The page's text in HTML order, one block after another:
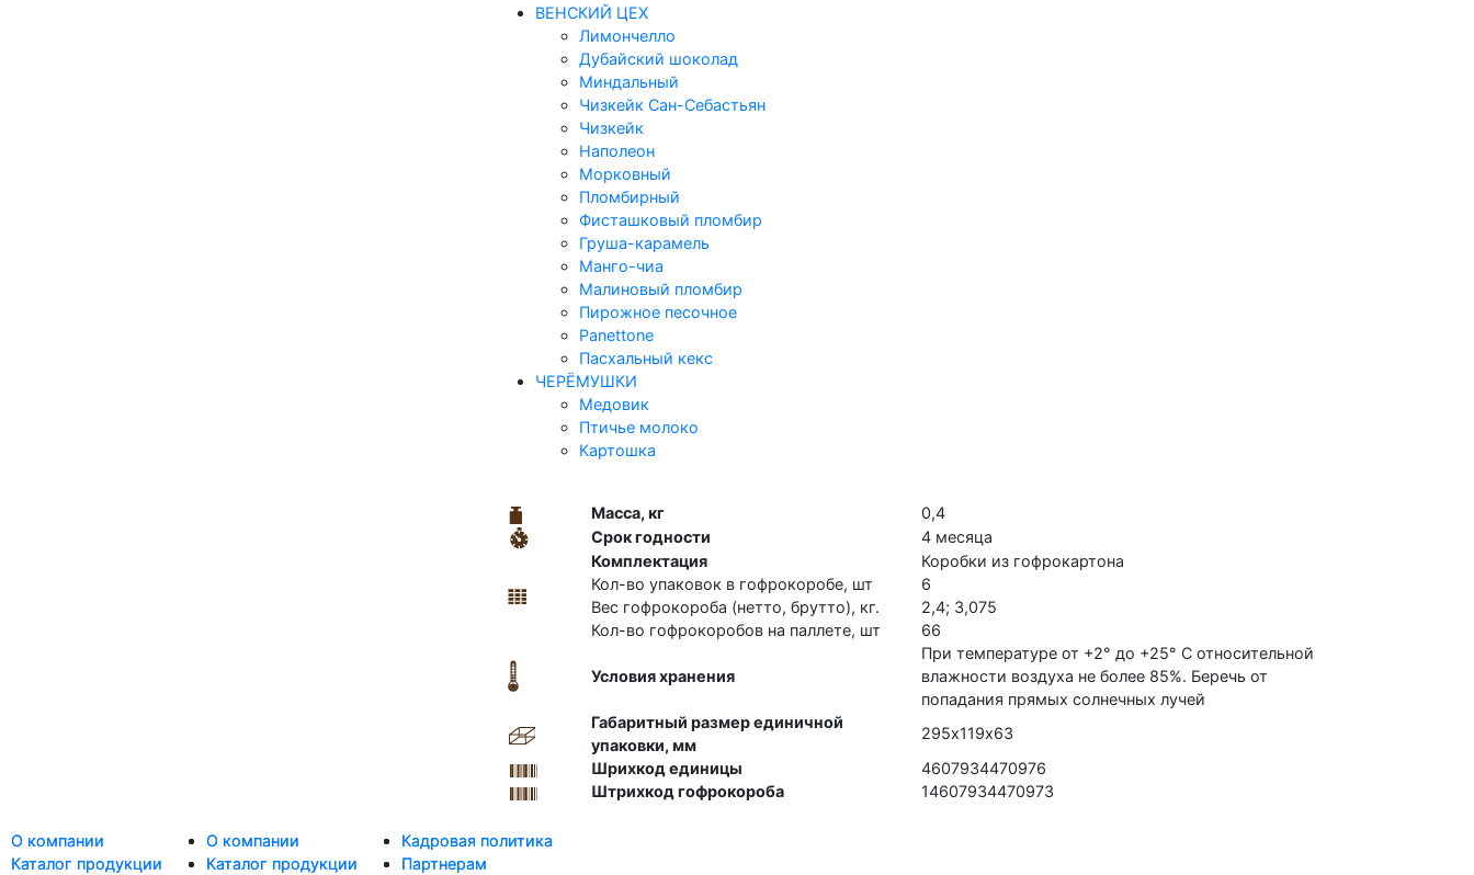
О компании
Каталог продукции
О компании
Каталог продукции
Кадровая политика
Партнерам
ВЕНСКИЙ ЦЕХ
Лимончелло
Дубайский шоколад
Миндальный
Чизкейк Сан-Себастьян
Чизкейк
Наполеон
Морковный
Пломбирный
Фисташковый пломбир
Груша-карамель
Манго-чиа
Малиновый пломбир
Пирожное песочное
Panettone
Пасхальный кекс
ЧЕРЁМУШКИ
Медовик
Птичье молоко
Картошка
Масса, кг
0,4
Срок годности
4 месяца
Комплектация
Кол-во упаковок в гофрокоробе, шт
Вес гофрокороба (нетто, брутто), кг.
Кол-во гофрокоробов на паллете, шт
Коробки из гофрокартона
6
2,4; 3,075
66
Условия хранения
При температуре от +2° до +25° C относительной
влажности воздуха не более 85%. Беречь от
попадания прямых солнечных лучей
Габаритный размер единичной
упаковки, мм
295х119х63
Шрихкод единицы
4607934470976
Штрихкод гофрокороба
14607934470973
О компании
Каталог продукции
О компании
Каталог продукции
Кадровая политика
Партнерам